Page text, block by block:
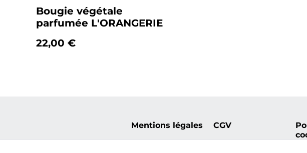
Bougie végétale
parfumée L'ORANGERIE
22,00 €
Mentions légales CGV